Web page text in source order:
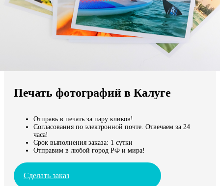
Мы доставляем по всему миру
Продолжить без города
Печать фотографий в Калуге
Отправь в печать за пару кликов!
Согласования по электронной почте. Отвечаем за 24
часа!
Срок выполнения заказа: 1 сутки
Отправим в любой город РФ и мира!
Сделать заказ